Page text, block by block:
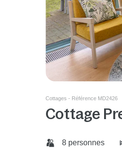
Cottages - Référence MD2426
Cottage
8 personnes